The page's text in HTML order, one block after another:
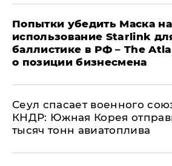
Попытки убедить Маска на
использование Starlink
баллистике в РФ – The
о позиции бизнесмена
​Сеул спасает военного
КНДР: Южная Корея
тысяч тонн авиатоплива